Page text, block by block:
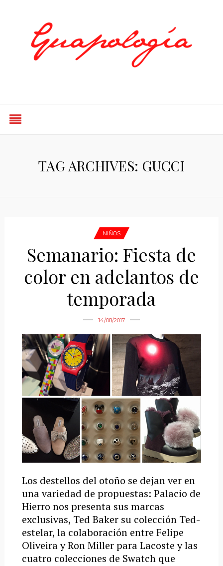
TAG ARCHIVES: GUCCI
NIÑOS
Semanario: Fiesta de
color en adelantos de
temporada
14/08/2017
Los destellos del otoño se dejan ver en
una variedad de propuestas: Palacio de
Hierro nos presenta sus marcas
exclusivas, Ted Baker su colección Ted-
estelar, la colaboración entre Felipe
Oliveira y Ron Miller para Lacoste y las
cuatro colecciones de Swatch que